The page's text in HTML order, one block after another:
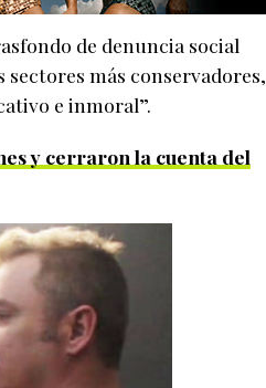
de denuncia social
más conservadores,
e inmoral”.
y cerraron la cuenta del